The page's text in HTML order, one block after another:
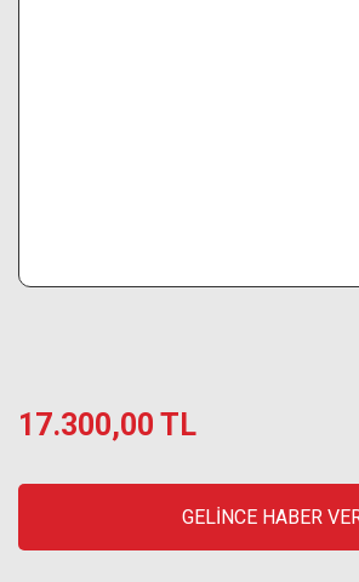
17.300,00 TL
GELİNCE HABER